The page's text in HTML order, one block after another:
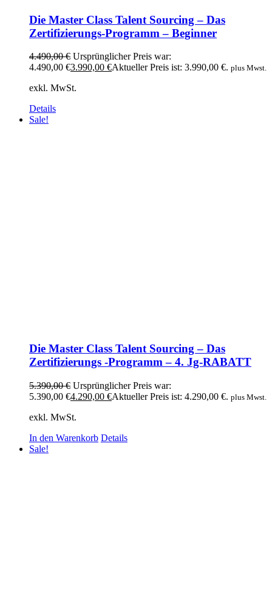
Die Master Class Talent Sourcing – Das
Zertifizierungs-Programm – Beginner
4.490,00€ Ursprünglicher Preis war:
4.490,00 €3.990,00 €Aktueller Preis ist: 3.990,00 €. plus Mwst.
exkl. MwSt.
Details
Sale!
Die Master Class Talent Sourcing – Das
Zertifizierungs -Programm – 4. Jg-RABATT
5.390,00€ Ursprünglicher Preis war:
5.390,00 €4.290,00 €Aktueller Preis ist: 4.290,00 €. plus Mwst.
exkl. MwSt.
In den Warenkorb Details
Sale!